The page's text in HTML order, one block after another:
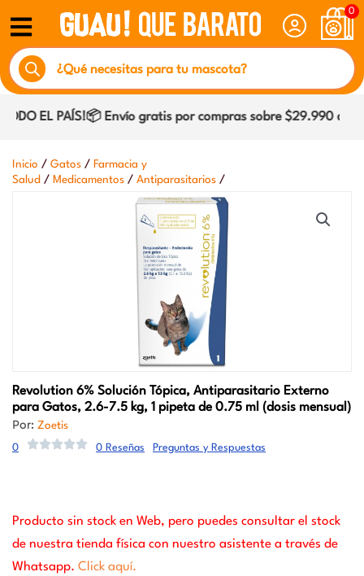
contenido
0
Búsqueda
de
productos
EL PAÍS!📦 Envío gratis por compras sobre $29.990
Inicio / Gatos / Farmacia y
Salud / Medicamentos / Antiparasitarios /
Revolution 6% Solución Tópica, Antiparasitario Externo
para Gatos, 2.6-7.5 kg, 1 pipeta de 0.75 ml (dosis mensual)
Por: Zoetis
0 0 Reseñas Preguntas y Respuestas
Producto sin stock en Web, pero puedes consultar el stock
de nuestra tienda física con nuestro asistente a través de
Whatsapp. Click aquí.